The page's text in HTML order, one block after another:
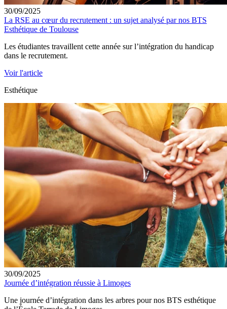
30/09/2025
La RSE au cœur du recrutement : un sujet analysé par nos BTS
Esthétique de Toulouse
Les étudiantes travaillent cette année sur l’intégration du handicap
dans le recrutement.
Voir l'article
Esthétique
30/09/2025
Journée d’intégration réussie à Limoges
Une journée d’intégration dans les arbres pour nos BTS esthétique